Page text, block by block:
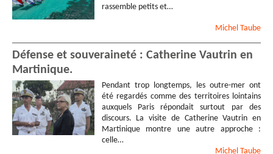
rassemble petits et…
Michel Taube
Défense et souveraineté : Catherine Vautrin en
Martinique.
Pendant trop longtemps, les outre-mer ont
été regardés comme des territoires lointains
auxquels Paris répondait surtout par des
discours. La visite de Catherine Vautrin en
Martinique montre une autre approche :
celle…
Michel Taube